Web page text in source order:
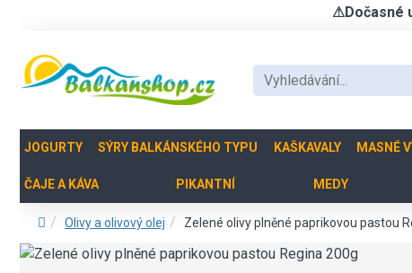
⚠Dočasné
JOGURTY SÝRY BALKÁNSKÉHO TYPU KAŠKAVALY MASNÉ
ČAJE A KÁVA PIKANTNÍ MEDY
Olivy a olivový olej Zelené olivy plněné paprikovou pastou